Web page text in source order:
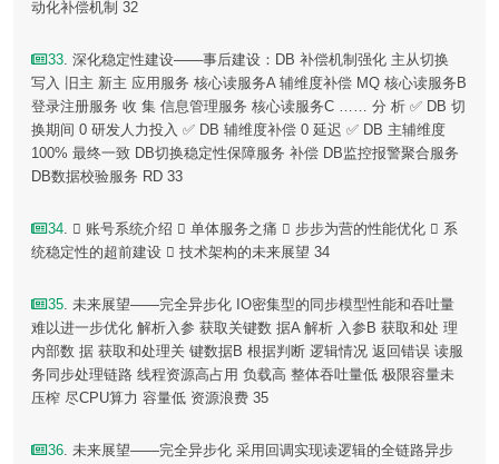
动化补偿机制 32
33. 深化稳定性建设——事后建设：DB 补偿机制强化 主从切换
写入 旧主 新主 应用服务 核心读服务A 辅维度补偿 MQ 核心读服务B
登录注册服务 收 集 信息管理服务 核心读服务C …… 分 析 ✅ DB 切
换期间 0 研发人力投入 ✅ DB 辅维度补偿 0 延迟 ✅ DB 主辅维度
100% 最终一致 DB切换稳定性保障服务 补偿 DB监控报警聚合服务
DB数据校验服务 RD 33
34.  账号系统介绍  单体服务之痛  步步为营的性能优化  系
统稳定性的超前建设  技术架构的未来展望 34
35. 未来展望——完全异步化 IO密集型的同步模型性能和吞吐量
难以进一步优化 解析入参 获取关键数 据A 解析 入参B 获取和处 理
内部数 据 获取和处理关 键数据B 根据判断 逻辑情况 返回错误 读服
务同步处理链路 线程资源高占用 负载高 整体吞吐量低 极限容量未
压榨 尽CPU算力 容量低 资源浪费 35
36. 未来展望——完全异步化 采用回调实现读逻辑的全链路异步